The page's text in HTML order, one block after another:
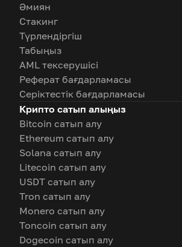
Әмиян
Стакинг
Түрлендіргіш
Табыңыз
AML тексерушісі
Реферат бағдарламасы
Серіктестік бағдарламасы
Крипто сатып алыңыз
Bitcoin сатып алу
Ethereum сатып алу
Solana сатып алу
Litecoin сатып алу
USDT сатып алу
Tron сатып алу
Monero сатып алу
Toncoin сатып алу
Dogecoin сатып алу